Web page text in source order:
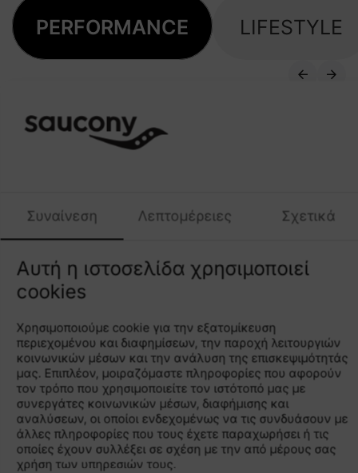
PERFORMANCE LIFESTYLE
Shop All New Arrivals
Συναίνεση Λεπτομέρειες Σχετικά
Αυτή η ιστοσελίδα χρησιμοποιεί
cookies
Χρησιμοποιούμε cookie για την εξατομίκευση
περιεχομένου και διαφημίσεων, την παροχή λειτουργιών
κοινωνικών μέσων και την ανάλυση της επισκεψιμότητάς
μας. Επιπλέον, μοιραζόμαστε πληροφορίες που αφορούν
τον τρόπο που χρησιμοποιείτε τον ιστότοπό μας με
συνεργάτες κοινωνικών μέσων, διαφήμισης και
αναλύσεων, οι οποίοι ενδεχομένως να τις συνδυάσουν με
άλλες πληροφορίες που τους έχετε παραχωρήσει ή τις
οποίες έχουν συλλέξει σε σχέση με την από μέρους σας
χρήση των υπηρεσιών τους.